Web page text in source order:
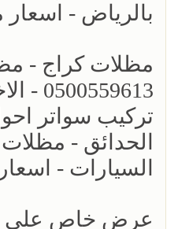
بالرياض -
مظلات كراج -
تركيب سواتر
الحدائق -
السيارات -
عرض خاص على